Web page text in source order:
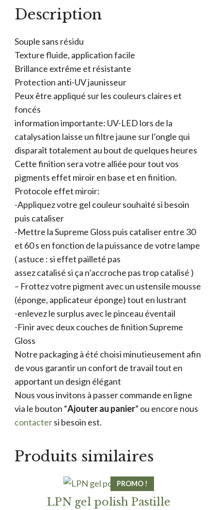
Description
Souple sans résidu
Texture fluide, application facile
Brillance extrême et résistante
Protection anti-UV jaunisseur
Peux être appliqué sur les couleurs claires et
foncés
information importante: UV-LED lors de la
catalysation laisse un filtre jaune sur l’ongle qui
disparaît totalement au bout de quelques heures
Cette finition sera votre alliée pour tout vos
pigments effet miroir en base et en finition.
Protocole effet miroir:
-Appliquez votre gel couleur souhaité si besoin
puis cataliser
-Mettre la Supreme Gloss puis cataliser entre 30
et 60 s en fonction de la puissance de votre lampe
( astuce : si effet pailleté pas
assez catalisé si ça n’accroche pas trop catalisé )
– Frottez votre pigment avec un ustensile mousse
(éponge, applicateur éponge) tout en lustrant
-enlevez le surplus avec le pinceau éventail
-Finir avec deux couches de finition Supreme
Gloss
Notre packaging à été choisi minutieusement afin
de vous garantir un confort de travail tout en
apportant un design élégant
Nous vous invitons à passer commande en ligne
via le bouton “Ajouter au panier” ou encore nous
contactersi besoin est.
Produits similaires
PROMO !
LPN gel polish Pastille